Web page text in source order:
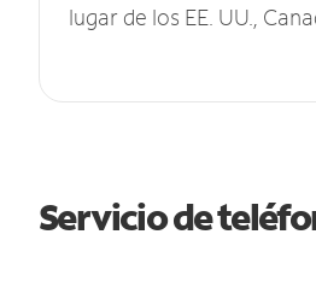
lugar de los EE. UU.,
Servicio de